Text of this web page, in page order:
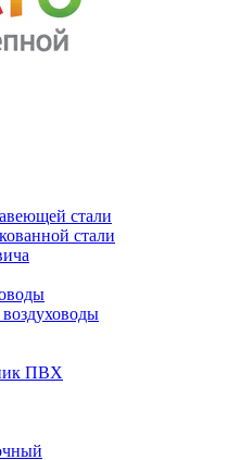
стали
стали
ПВХ